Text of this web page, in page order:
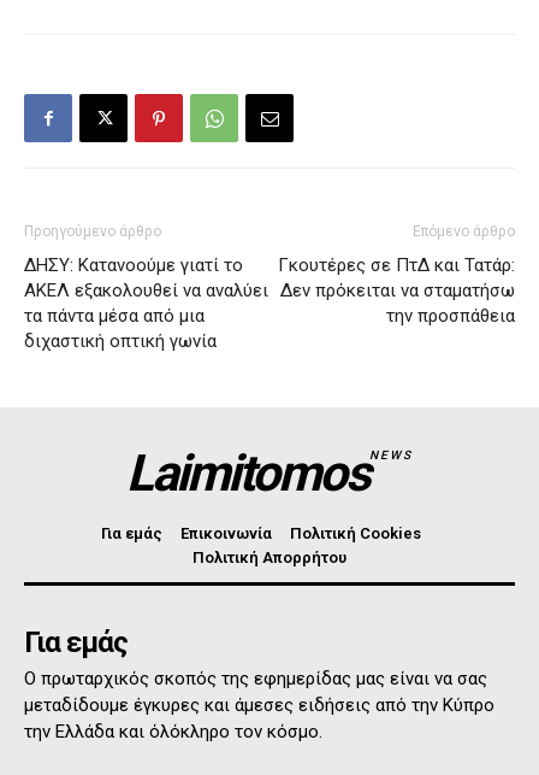
Προηγούμενο άρθρο
ΔΗΣΥ: Κατανοούμε γιατί το
ΑΚΕΛ εξακολουθεί να αναλύει
τα πάντα μέσα από μια
διχαστική οπτική γωνία
Επόμενο άρθρο
Γκουτέρες σε ΠτΔ και Τατάρ:
Δεν πρόκειται να σταματήσω
την προσπάθεια
LaimitomosNEWS
Για εμάς Επικοινωνία
Πολιτική Cookies
Πολιτική Απορρήτου
Για εμάς
Ο πρωταρχικός σκοπός της εφημερίδας μας είναι να σας
μεταδίδουμε έγκυρες και άμεσες ειδήσεις από την Κύπρο
την Ελλάδα και όλόκληρο τον κόσμο.